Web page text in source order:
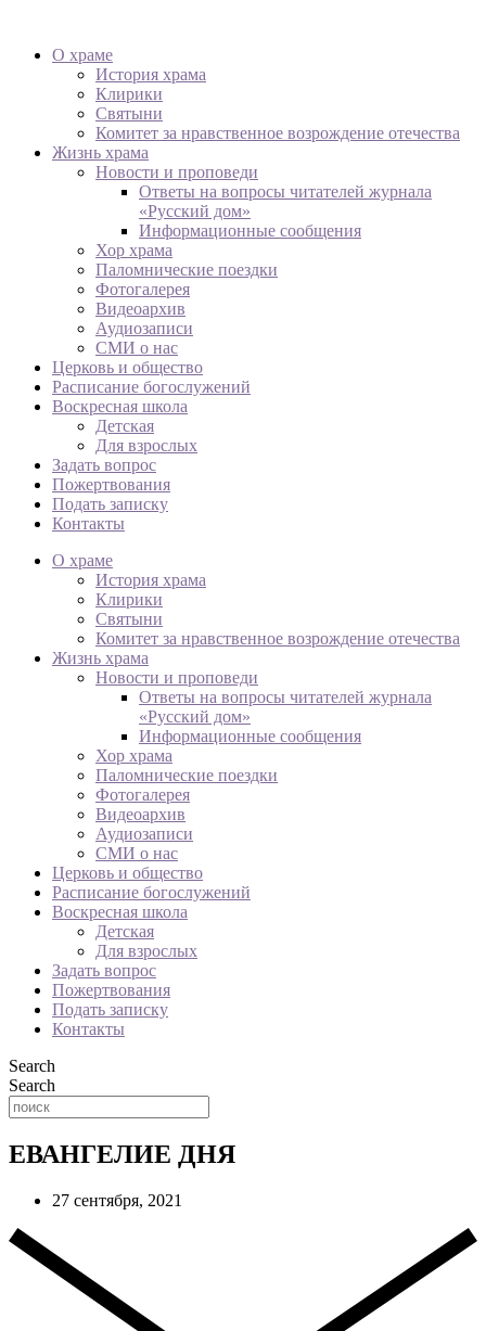
О храме
История храма
Клирики
Святыни
Комитет за нравственное возрождение отечества
Жизнь храма
Новости и проповеди
Ответы на вопросы читателей журнала
«Русский дом»
Информационные сообщения
Хор храма
Паломнические поездки
Фотогалерея
Видеоархив
Аудиозаписи
СМИ о нас
Церковь и общество
Расписание богослужений
Воскресная школа
Детская
Для взрослых
Задать вопрос
Пожертвования
Подать записку
Контакты
О храме
История храма
Клирики
Святыни
Комитет за нравственное возрождение отечества
Жизнь храма
Новости и проповеди
Ответы на вопросы читателей журнала
«Русский дом»
Информационные сообщения
Хор храма
Паломнические поездки
Фотогалерея
Видеоархив
Аудиозаписи
СМИ о нас
Церковь и общество
Расписание богослужений
Воскресная школа
Детская
Для взрослых
Задать вопрос
Пожертвования
Подать записку
Контакты
Search
Search
ЕВАНГЕЛИЕ ДНЯ
27 сентября, 2021